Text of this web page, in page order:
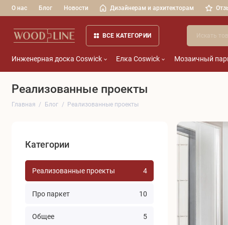
О нас Блог Новости Дизайнерам и архитекторам
ВСЕ КАТЕГОРИИ
Инженерная доска Coswick Елка Coswick Мозаичный
Реализованные проекты
Главная Блог Реализованные проекты
Категории
Реализованные проекты 4
Про паркет 10
Общее 5